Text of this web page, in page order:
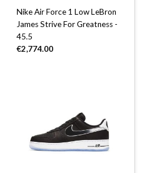
Nike Air Force 1 Low LeBron
James Strive For Greatness -
45.5
€2,774.00